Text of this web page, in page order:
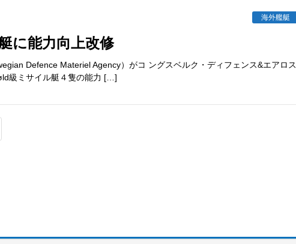
海外艦艇
に能力向上改修
Defence Materiel Agency）がコ ングスベルク・ディフェンス&エアロス
級ミサイル艇４隻の能力 […]